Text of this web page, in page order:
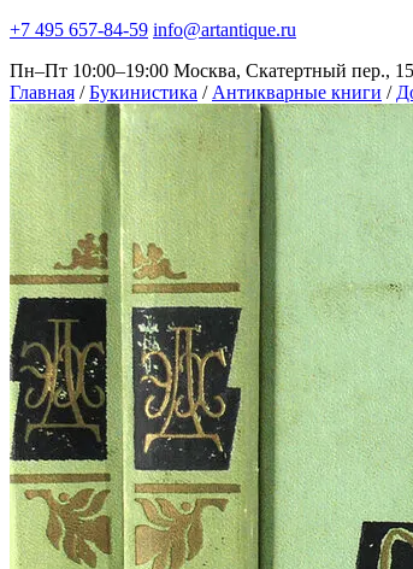
+7 495 657-84-59 info@artantique.ru
Пн–Пт 10:00–19:00 Москва, Скатертный пер., 15
Главная / Букинистика / Антикварные книги /